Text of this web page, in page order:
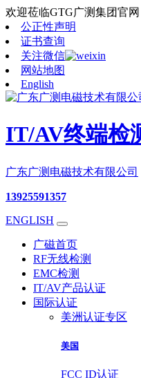
欢迎莅临GTG广测集团官网
公正性声明
证书查询
关注微信
网站地图
English
IT/AV终端检
广东广测电磁技术有限公司
13925591357
ENGLISH
广磁首页
RF无线检测
EMC检测
IT/AV产品认证
国际认证
美洲认证专区
美国
FCC ID认证